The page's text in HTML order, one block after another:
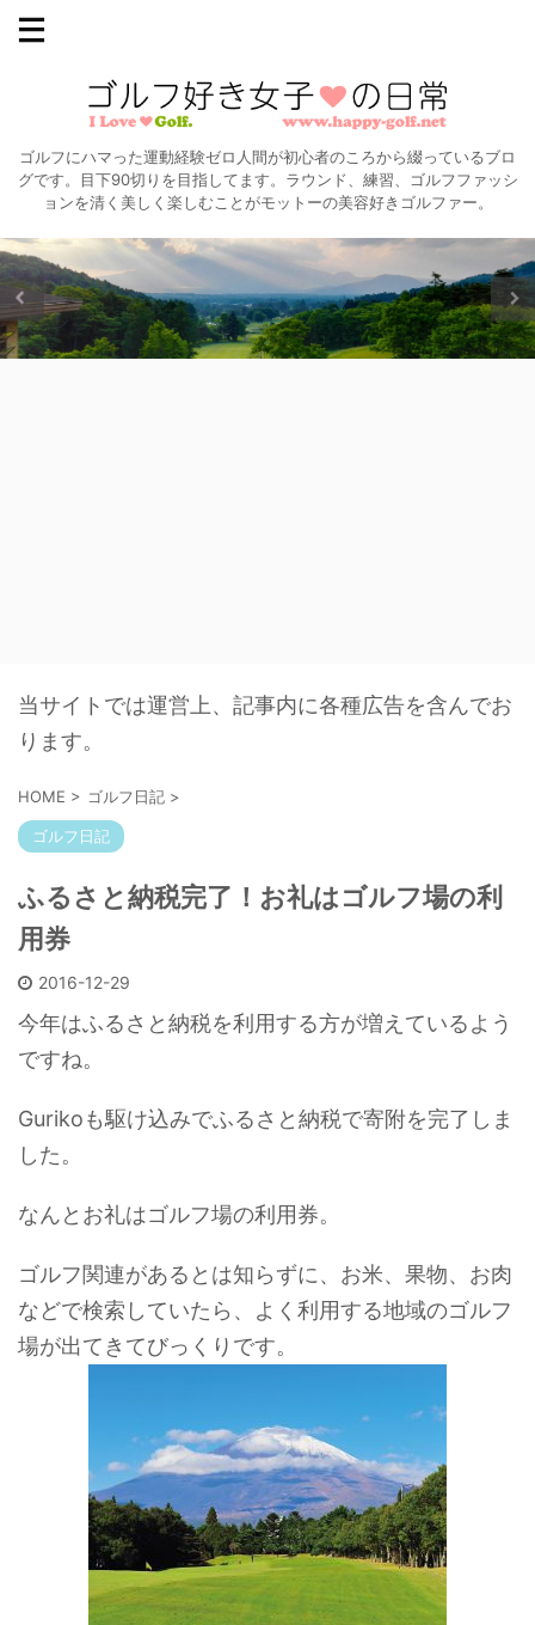
ゴルフにハマった運動経験ゼロ人間が初心者のころから綴っているブロ
グです。目下90切りを目指してます。ラウンド、練習、ゴルフファッシ
ョンを清く美しく楽しむことがモットーの美容好きゴルファー。
当サイトでは運営上、記事内に各種広告を含んでお
ります。
HOME > ゴルフ日記 >
ゴルフ日記
ふるさと納税完了！お礼はゴルフ場の利
用券
2016-12-29
今年はふるさと納税を利用する方が増えているよう
ですね。
Gurikoも駆け込みでふるさと納税で寄附を完了しま
した。
なんとお礼はゴルフ場の利用券。
ゴルフ関連があるとは知らずに、お米、果物、お肉
などで検索していたら、よく利用する地域のゴルフ
場が出てきてびっくりです。